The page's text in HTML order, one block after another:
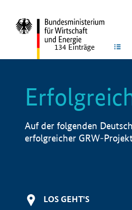
134 Einträge
Auf der folgenden
erfolgreicher GRW-
LOS GEHT'S